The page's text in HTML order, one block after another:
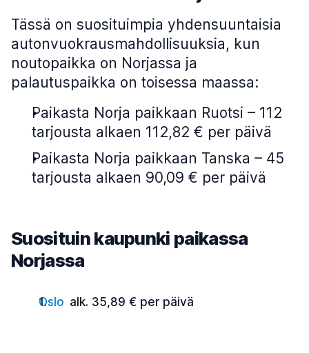
Tässä on suosituimpia yhdensuuntaisia
autonvuokrausmahdollisuuksia, kun
noutopaikka on Norjassa ja
palautuspaikka on toisessa maassa:
Paikasta Norja paikkaan Ruotsi – 112
tarjousta alkaen 112,82 € per päivä
Paikasta Norja paikkaan Tanska – 45
tarjousta alkaen 90,09 € per päivä
Suosituin kaupunki paikassa
Norjassa
Oslo alk. 35,89 € per päivä